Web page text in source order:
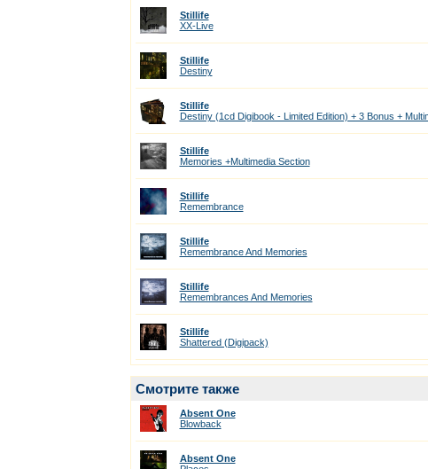
Stillife
XX-Live
Stillife
Destiny
Stillife
Destiny (1cd Digibook - Limited Edition) + 3 Bonus +
Stillife
Memories +Multimedia Section
Stillife
Remembrance
Stillife
Remembrance And Memories
Stillife
Remembrances And Memories
Stillife
Shattered (Digipack)
Смотрите также
Absent One
Blowback
Absent One